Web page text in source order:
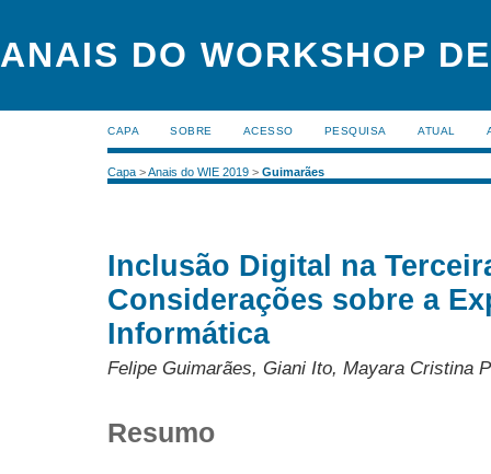
ANAIS DO WORKSHOP
CAPA SOBRE ACESSO PESQUISA ATUAL
Capa >Anais do WIE 2019 > Guimarães
Inclusão Digital na
Considerações sobre a
Informática
Felipe Guimarães, Giani Ito, Mayara Cristina
Resumo